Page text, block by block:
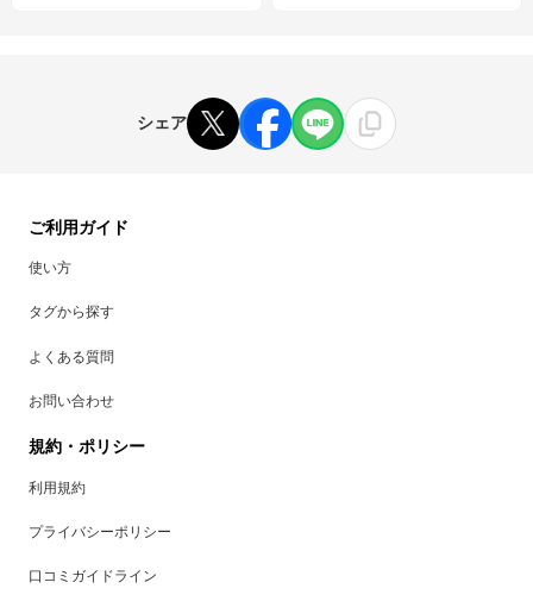
シェア
ご利用ガイド
使い方
タグから探す
よくある質問
お問い合わせ
規約・ポリシー
利用規約
プライバシーポリシー
口コミガイドライン